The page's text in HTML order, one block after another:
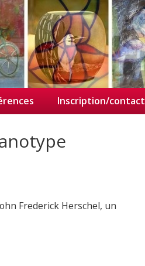
Inscription/contact
Frederick Herschel, un